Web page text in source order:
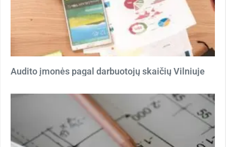
Audito įmonės pagal darbuotojų skaičių Vilniuje